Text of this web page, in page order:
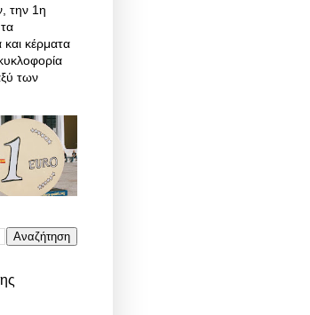
την 1η
και κέρματα
των